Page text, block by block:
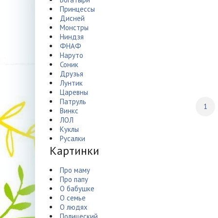
1
Принцессы
Дисней
Монстры
Ниндзя
ФНАФ
Наруто
Соник
Друзья
Лунтик
Царевны
Патруль
Винкс
ЛОЛ
Куклы
Русалки
Картинки
Про маму
Про папу
О бабушке
О семье
О людях